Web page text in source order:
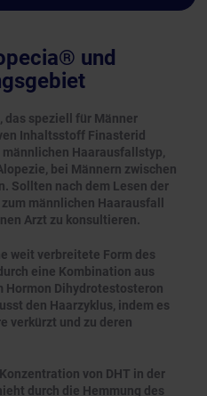
und
speziell für Männer
Inhaltsstoff Finasterid
Haarausfallstyp,
bei Männern zwischen
Sollten nach dem Lesen der
männlichen Haarausfall
Arzt zu konsultieren.
weit verbreitete Form des
eine Kombination aus
Hormon Dihydrotestosteron
den Haarzyklus, indem es
verkürzt und zu deren
von DHT in der
durch die Hemmung des